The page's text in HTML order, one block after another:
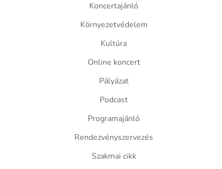
Koncertajánló
Környezetvédelem
Kultúra
Online koncert
Pályázat
Podcast
Programajánló
Rendezvényszervezés
Szakmai cikk